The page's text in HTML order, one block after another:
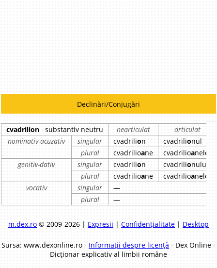
Declinări/Conjugări
cvadrilion substantiv neutru nearticulat
articulat
nominativ-acuzativ
singular cvadrilion cvadrilionul
plural
cvadrilioane cvadrilioanele
genitiv-dativ
singular cvadrilion cvadrilionului
plural
cvadrilioane cvadrilioanelor
vocativ
singular
—
plural
—
m.dex.ro© 2009-2026 | Expresii | Confidențialitate| Desktop
Sursa: www.dexonline.ro - Informații despre licență - Dex Online -
Dicționar explicativ al limbii române